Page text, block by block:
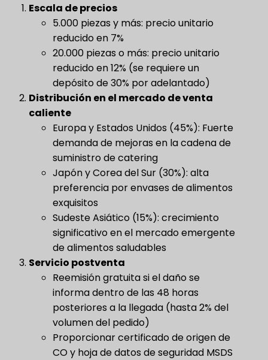
Escala de precios
5.000 piezas y más: precio unitario
reducido en 7%
20.000 piezas o más: precio unitario
reducido en 12% (se requiere un
depósito de 30% por adelantado)
Distribución en el mercado de venta
caliente
Europa y Estados Unidos (45%): Fuerte
demanda de mejoras en la cadena de
suministro de catering
Japón y Corea del Sur (30%): alta
preferencia por envases de alimentos
exquisitos
Sudeste Asiático (15%): crecimiento
significativo en el mercado emergente
de alimentos saludables
Servicio postventa
Reemisión gratuita si el daño se
informa dentro de las 48 horas
posteriores a la llegada (hasta 2% del
volumen del pedido)
Proporcionar certificado de origen de
CO y hoja de datos de seguridad MSDS